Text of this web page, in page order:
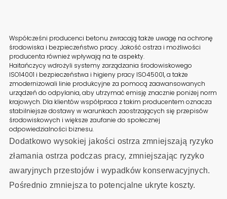
Współcześni producenci betonu zwracają także uwagę na ochronę
środowiska i bezpieczeństwo pracy. Jakość ostrza i możliwości
producenta również wpływają na te aspekty.
Haitańczycy wdrożyli systemy zarządzania środowiskowego
ISO14001 i bezpieczeństwa i higieny pracy ISO45001, a także
zmodernizowali linie produkcyjne za pomocą zaawansowanych
urządzeń do odpylania, aby utrzymać emisję znacznie poniżej norm
krajowych. Dla klientów współpraca z takim producentem oznacza
stabilniejsze dostawy w warunkach zaostrzających się przepisów
środowiskowych i większe zaufanie do społecznej
odpowiedzialności biznesu.
Dodatkowo wysokiej jakości ostrza zmniejszają ryzyko
złamania ostrza podczas pracy, zmniejszając ryzyko
awaryjnych przestojów i wypadków konserwacyjnych.
Pośrednio zmniejsza to potencjalne ukryte koszty.